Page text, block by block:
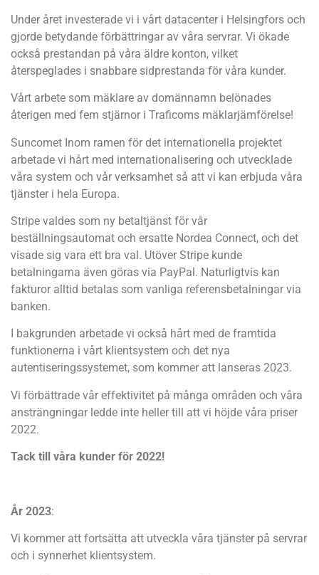
Under året investerade vi i vårt datacenter i Helsingfors och
gjorde betydande förbättringar av våra servrar. Vi ökade
också prestandan på våra äldre konton, vilket
återspeglades i snabbare sidprestanda för våra kunder.
Vårt arbete som mäklare av domännamn belönades
återigen med fem stjärnor i Traficoms mäklarjämförelse!
Suncomet Inom ramen för det internationella projektet
arbetade vi hårt med internationalisering och utvecklade
våra system och vår verksamhet så att vi kan erbjuda våra
tjänster i hela Europa.
Stripe valdes som ny betaltjänst för vår
beställningsautomat och ersatte Nordea Connect, och det
visade sig vara ett bra val. Utöver Stripe kunde
betalningarna även göras via PayPal. Naturligtvis kan
fakturor alltid betalas som vanliga referensbetalningar via
banken.
I bakgrunden arbetade vi också hårt med de framtida
funktionerna i vårt klientsystem och det nya
autentiseringssystemet, som kommer att lanseras 2023.
Vi förbättrade vår effektivitet på många områden och våra
ansträngningar ledde inte heller till att vi höjde våra priser
2022.
Tack till våra kunder för 2022!
År 2023:
Vi kommer att fortsätta att utveckla våra tjänster på servrar
och i synnerhet klientsystem.